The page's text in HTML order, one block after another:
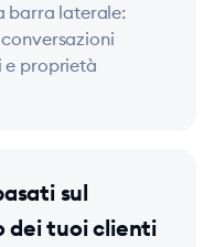
barra laterale:
e proprietà
sul
dei tuoi clienti